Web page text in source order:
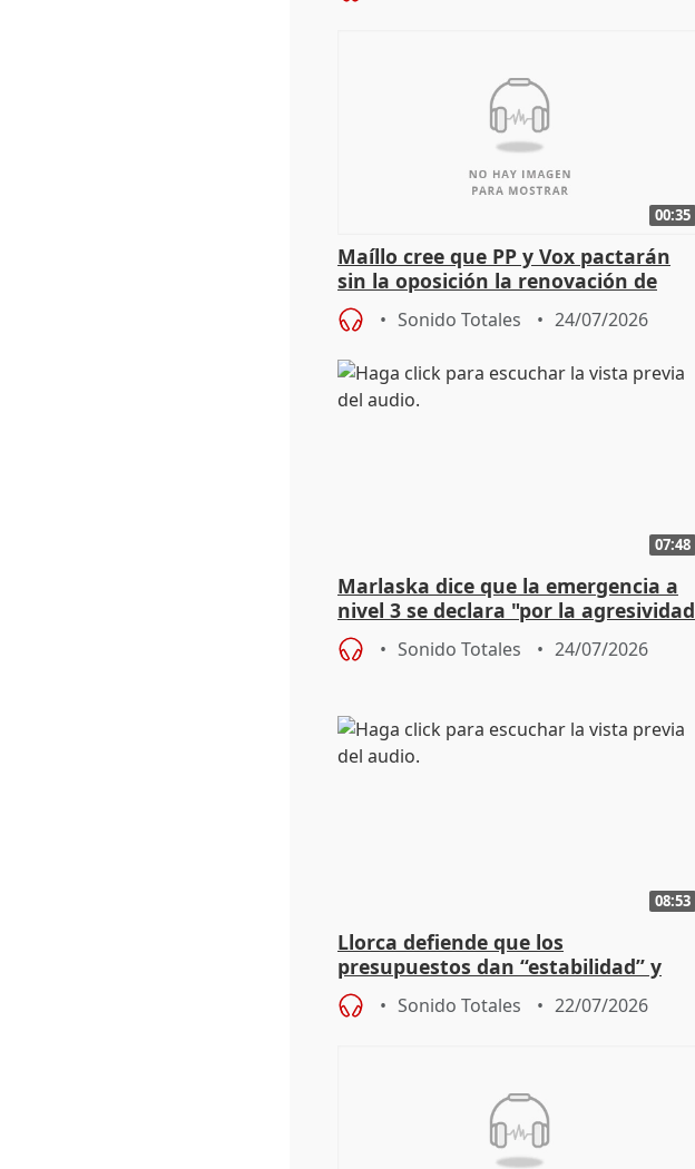
00:35
Maíllo cree que PP y Vox pactarán
sin la oposición la renovación de
órganos como el Defensor
Sonido Totales 24/07/2026
07:48
Marlaska dice que la emergencia a
nivel 3 se declara "por la agresividad
de los incendios"
Sonido Totales 24/07/2026
08:53
Llorca defiende que los
presupuestos dan “estabilidad” y
dice que no ha hablado con Feijóo
Sonido Totales 22/07/2026